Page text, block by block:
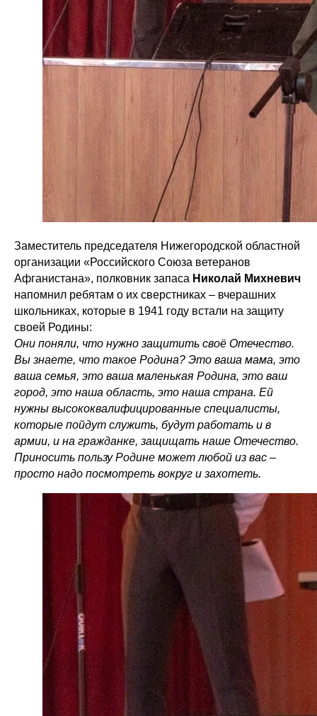
Заместитель председателя Нижегородской областной
организации «Российского Союза ветеранов
Афганистана», полковник запаса Николай Михневич
напомнил ребятам о их сверстниках – вчерашних
школьниках, которые в 1941 году встали на защиту
своей Родины:
Они поняли, что нужно защитить своё Отечество.
Вы знаете, что такое Родина? Это ваша мама, это
ваша семья, это ваша маленькая Родина, это ваш
город, это наша область, это наша страна. Ей
нужны высококвалифицированные специалисты,
которые пойдут служить, будут работать и в
армии, и на гражданке, защищать наше Отечество.
Приносить пользу Родине может любой из вас –
просто надо посмотреть вокруг и захотеть.